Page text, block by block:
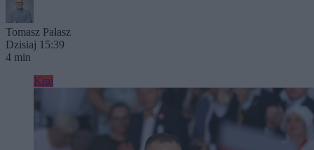
Tomasz Pałasz
Dzisiaj 15:39
4 min
Kraj